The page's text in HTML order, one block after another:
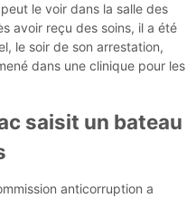
le voir dans la salle des
avoir reçu des soins, il a été
le soir de son arrestation,
dans une clinique pour les
saisit un bateau
anticorruption a